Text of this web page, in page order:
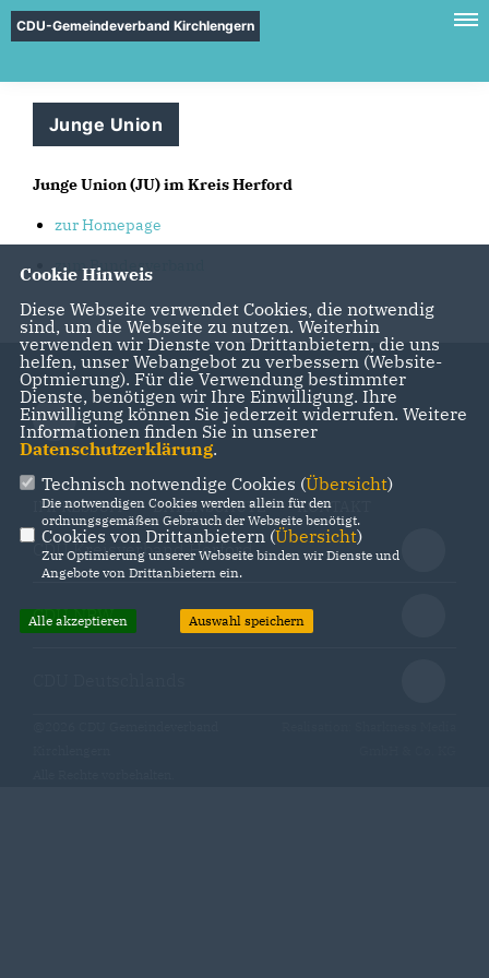
CDU-Gemeindeverband Kirchlengern
Junge Union
Junge Union (JU) im Kreis Herford
zur Homepage
zum Bundesverband
IMPRESSUM DATENSCHUTZ KONTAKT
CDU Kreisverband Herford
CDU NRW
Cookie Hinweis
Diese Webseite verwendet Cookies, die notwendig
sind, um die Webseite zu nutzen. Weiterhin
verwenden wir Dienste von Drittanbietern, die uns
helfen, unser Webangebot zu verbessern (Website-
Optmierung). Für die Verwendung bestimmter
Dienste, benötigen wir Ihre Einwilligung. Ihre
Einwilligung können Sie jederzeit widerrufen. Weitere
Informationen finden Sie in unserer
Datenschutzerklärung.
Technisch notwendige Cookies (Übersicht)
Die notwendigen Cookies werden allein für den
ordnungsgemäßen Gebrauch der Webseite benötigt.
Cookies von Drittanbietern (Übersicht)
Zur Optimierung unserer Webseite binden wir Dienste und
Angebote von Drittanbietern ein.
Alle akzeptieren Auswahl speichern